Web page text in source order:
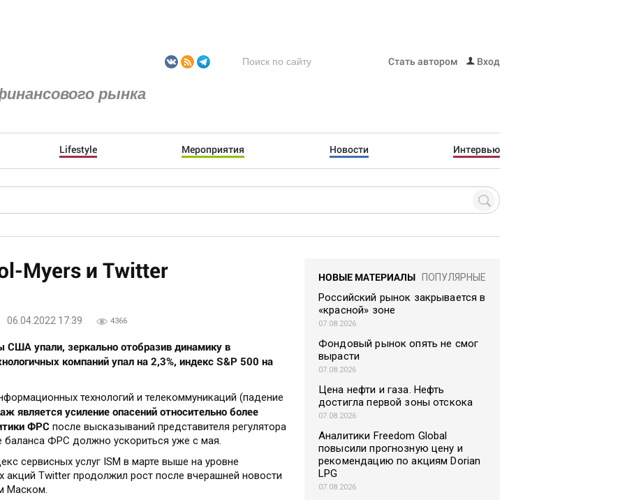
рынка
Стать автором Вход
Lifestyle Мероприятия Новости Интервью
Myers и Twitter
06.04.2022 17:39 4366
упали, зеркально отобразив динамику в
компаний упал на 2,3%, индекс S&P 500 на
технологий и телекоммуникаций (падение
является усиление опасений относительно более
ФРС после высказываний представителя регулятора
баланса ФРС должно ускориться уже с мая.
сервисных услуг ISM в марте выше на уровне
акций Twitter продолжил рост после вчерашней новости
Маском.
НОВЫЕ МАТЕРИАЛЫ ПОПУЛЯРНЫЕ
Российский рынок закрывается в
«красной» зоне
07.08.2026
Фондовый рынок опять не смог
вырасти
07.08.2026
Цена нефти и газа. Нефть
достигла первой зоны отскока
07.08.2026
Аналитики Freedom Global
повысили прогнозную цену и
рекомендацию по акциям Dorian
LPG
07.08.2026